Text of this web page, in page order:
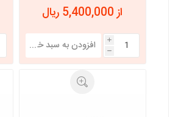
از 5,400,000 ریال
i
h